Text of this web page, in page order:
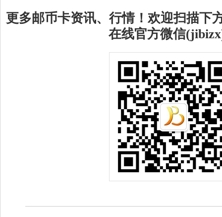
更多邮币卡资讯、行情！欢迎扫描下
在线官方微信